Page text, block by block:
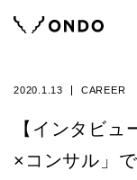
2020.1.13 CAREER
【インタビ
×コンサル」